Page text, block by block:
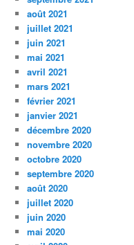
août 2021
juillet 2021
juin 2021
mai 2021
avril 2021
mars 2021
février 2021
janvier 2021
décembre 2020
novembre 2020
octobre 2020
septembre 2020
août 2020
juillet 2020
juin 2020
mai 2020